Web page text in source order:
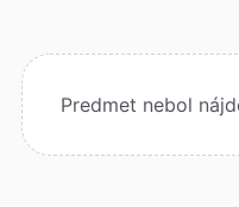
Predmet nebol